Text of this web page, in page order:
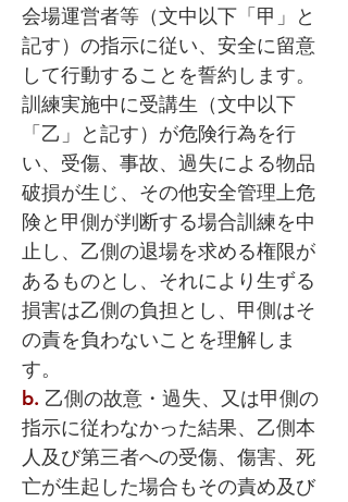
会場運営者等（文中以下「甲」と
記す）の指示に従い、安全に留意
して行動することを誓約します。
訓練実施中に受講生（文中以下
「乙」と記す）が危険行為を行
い、受傷、事故、過失による物品
破損が生じ、その他安全管理上危
険と甲側が判断する場合訓練を中
止し、乙側の退場を求める権限が
あるものとし、それにより生ずる
損害は乙側の負担とし、甲側はそ
の責を負わないことを理解しま
す。
b. 乙側の故意・過失、又は甲側の
指示に従わなかった結果、乙側本
人及び第三者への受傷、傷害、死
亡が生起した場合もその責め及び